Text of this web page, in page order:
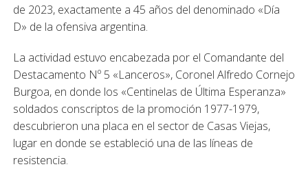
de 2023, exactamente a 45 años del denominado «Día
D» de la ofensiva argentina.
La actividad estuvo encabezada por el Comandante del
Destacamento Nº 5 «Lanceros», Coronel Alfredo Cornejo
Burgoa, en donde los «Centinelas de Última Esperanza»
soldados conscriptos de la promoción 1977-1979,
descubrieron una placa en el sector de Casas Viejas,
lugar en donde se estableció una de las líneas de
resistencia.